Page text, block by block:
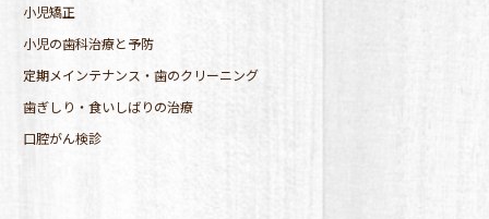
小児矯正
小児の歯科治療と予防
定期メインテナンス・歯のクリーニング
歯ぎしり・食いしばりの治療
口腔がん検診